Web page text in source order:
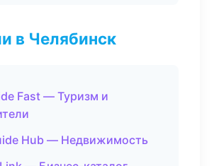
в Челябинск
Fast — Туризм и
Hub — Недвижимость